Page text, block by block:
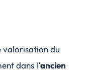
valorisation du
dans l’ancien